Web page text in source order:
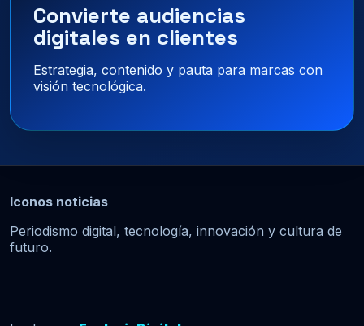
Convierte audiencias
digitales en clientes
Estrategia, contenido y pauta para marcas con
visión tecnológica.
Iconos noticias
Periodismo digital, tecnología, innovación y cultura de
futuro.